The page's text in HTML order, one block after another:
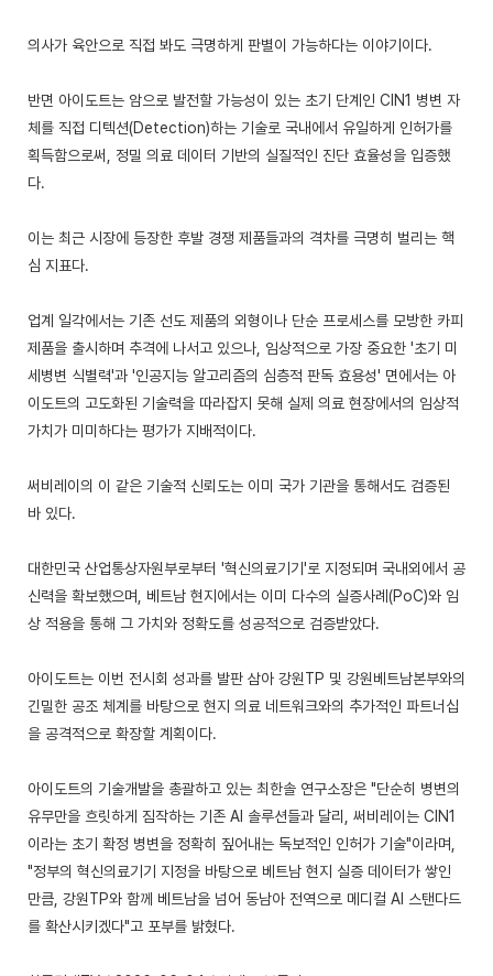
의사가 육안으로 직접 봐도 극명하게 판별이 가능하다는 이야기이다.
반면 아이도트는 암으로 발전할 가능성이 있는 초기 단계인 CIN1 병변 자
체를 직접 디텍션(Detection)하는 기술로 국내에서 유일하게 인허가를
획득함으로써, 정밀 의료 데이터 기반의 실질적인 진단 효율성을 입증했
다.
이는 최근 시장에 등장한 후발 경쟁 제품들과의 격차를 극명히 벌리는 핵
심 지표다.
업계 일각에서는 기존 선도 제품의 외형이나 단순 프로세스를 모방한 카피
제품을 출시하며 추격에 나서고 있으나, 임상적으로 가장 중요한 '초기 미
세병변 식별력'과 '인공지능 알고리즘의 심층적 판독 효용성' 면에서는 아
이도트의 고도화된 기술력을 따라잡지 못해 실제 의료 현장에서의 임상적
가치가 미미하다는 평가가 지배적이다.
써비레이의 이 같은 기술적 신뢰도는 이미 국가 기관을 통해서도 검증된
바 있다.
대한민국 산업통상자원부로부터 '혁신의료기기'로 지정되며 국내외에서 공
신력을 확보했으며, 베트남 현지에서는 이미 다수의 실증사례(PoC)와 임
상 적용을 통해 그 가치와 정확도를 성공적으로 검증받았다.
아이도트는 이번 전시회 성과를 발판 삼아 강원TP 및 강원베트남본부와의
긴밀한 공조 체계를 바탕으로 현지 의료 네트워크와의 추가적인 파트너십
을 공격적으로 확장할 계획이다.
아이도트의 기술개발을 총괄하고 있는 최한솔 연구소장은 "단순히 병변의
유무만을 흐릿하게 짐작하는 기존 AI 솔루션들과 달리, 써비레이는 CIN1
이라는 초기 확정 병변을 정확히 짚어내는 독보적인 인허가 기술"이라며,
"정부의 혁신의료기기 지정을 바탕으로 베트남 현지 실증 데이터가 쌓인
만큼, 강원TP와 함께 베트남을 넘어 동남아 전역으로 메디컬 AI 스탠다드
를 확산시키겠다"고 포부를 밝혔다.